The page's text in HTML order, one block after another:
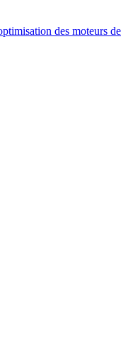
des moteurs de